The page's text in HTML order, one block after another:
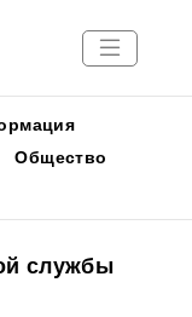
Общество
службы